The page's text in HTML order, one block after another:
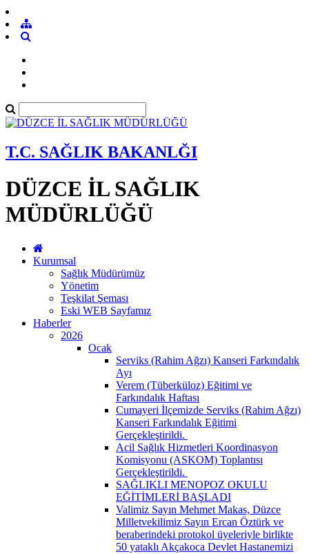
T.C. SAĞLIK BAKANLĞI
DÜZCE İL SAĞLIK
MÜDÜRLÜĞÜ
Kurumsal
Sağlık Müdürümüz
Yönetim
Teşkilat Şeması
Eski WEB Sayfamız
Haberler
2026
Ocak
Serviks (Rahim Ağzı) Kanseri Farkındalık
Ayı
Verem (Tüberküloz) Eğitimi ve
Farkındalık Haftası
Cumayeri İlçemizde Serviks (Rahim Ağzı)
Kanseri Farkındalık Eğitimi
Gerçekleştirildi. ​
Acil Sağlık Hizmetleri Koordinasyon
Komisyonu (ASKOM) Toplantısı
Gerçekleştirildi. ​
SAĞLIKLI MENOPOZ OKULU
EĞİTİMLERİ BAŞLADI
Valimiz Sayın Mehmet Makas, Düzce
Milletvekilimiz Sayın Ercan Öztürk ve
beraberindeki protokol üyeleriyle birlikte
50 yataklı Akçakoca Devlet Hastanemizi